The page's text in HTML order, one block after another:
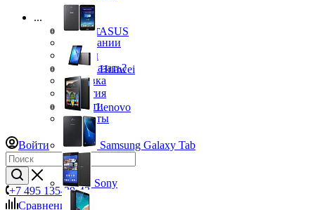
...
Каталог
О компании
Бренды
Как заказать?
Доставка
Гарантия
Новости
Контакты
Войти
+7 495 135-39-43
Сравнение
0
ASUS
Huawei
Lenovo
Samsung Galaxy Tab
Sony